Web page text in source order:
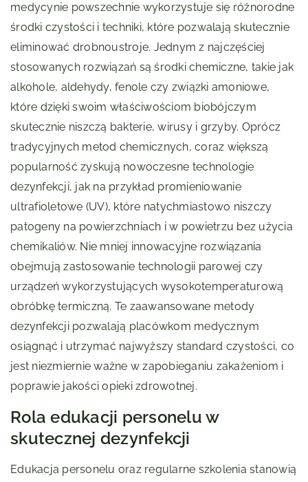
medycynie powszechnie wykorzystuje się różnorodne
środki czystości i techniki, które pozwalają skutecznie
eliminować drobnoustroje. Jednym z najczęściej
stosowanych rozwiązań są środki chemiczne, takie jak
alkohole, aldehydy, fenole czy związki amoniowe,
które dzięki swoim właściwościom biobójczym
skutecznie niszczą bakterie, wirusy i grzyby. Oprócz
tradycyjnych metod chemicznych, coraz większą
popularność zyskują nowoczesne technologie
dezynfekcji, jak na przykład promieniowanie
ultrafioletowe (UV), które natychmiastowo niszczy
patogeny na powierzchniach i w powietrzu bez użycia
chemikaliów. Nie mniej innowacyjne rozwiązania
obejmują zastosowanie technologii parowej czy
urządzeń wykorzystujących wysokotemperaturową
obróbkę termiczną. Te zaawansowane metody
dezynfekcji pozwalają placówkom medycznym
osiągnąć i utrzymać najwyższy standard czystości, co
jest niezmiernie ważne w zapobieganiu zakażeniom i
poprawie jakości opieki zdrowotnej.
Rola edukacji personelu w
skutecznej dezynfekcji
Edukacja personelu oraz regularne szkolenia stanowią